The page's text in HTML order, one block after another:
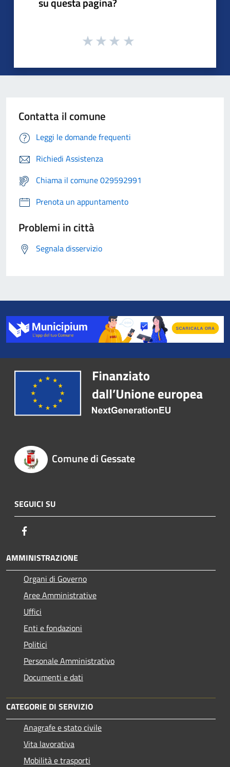
Contatta il comune
Leggi le domande frequenti
Richiedi Assistenza
Chiama il comune 029592991
Prenota un appuntamento
Problemi in città
Segnala disservizio
Comune di Gessate
SEGUICI SU
AMMINISTRAZIONE
Organi di Governo
Aree Amministrative
Uffici
Enti e fondazioni
Politici
Personale Amministrativo
Documenti e dati
CATEGORIE DI SERVIZIO
Anagrafe e stato civile
Vita lavorativa
Mobilità e trasporti